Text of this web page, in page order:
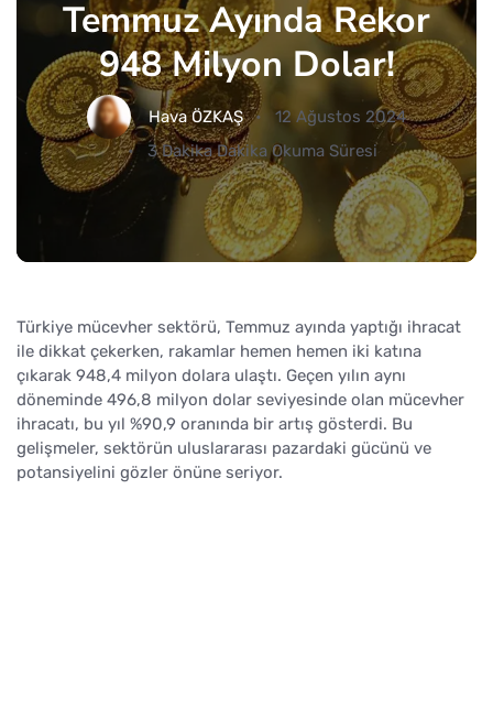
Temmuz Ayında Rekor
948 Milyon Dolar!
Hava ÖZKAŞ
12 Ağustos 2024
3 Dakika Dakika Okuma Süresi
Türkiye mücevher sektörü, Temmuz ayında yaptığı ihracat
ile dikkat çekerken, rakamlar hemen hemen iki katına
çıkarak 948,4 milyon dolara ulaştı. Geçen yılın aynı
döneminde 496,8 milyon dolar seviyesinde olan mücevher
ihracatı, bu yıl %90,9 oranında bir artış gösterdi. Bu
gelişmeler, sektörün uluslararası pazardaki gücünü ve
potansiyelini gözler önüne seriyor.